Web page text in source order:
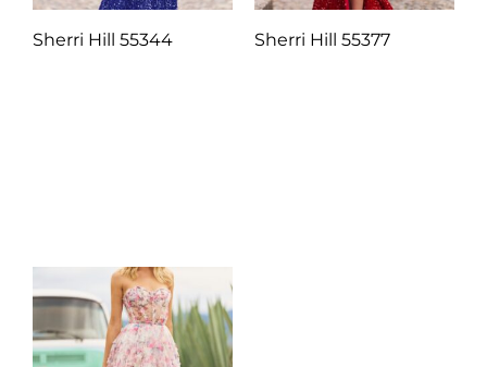
Sherri Hill 55344 Sherri Hill 55377